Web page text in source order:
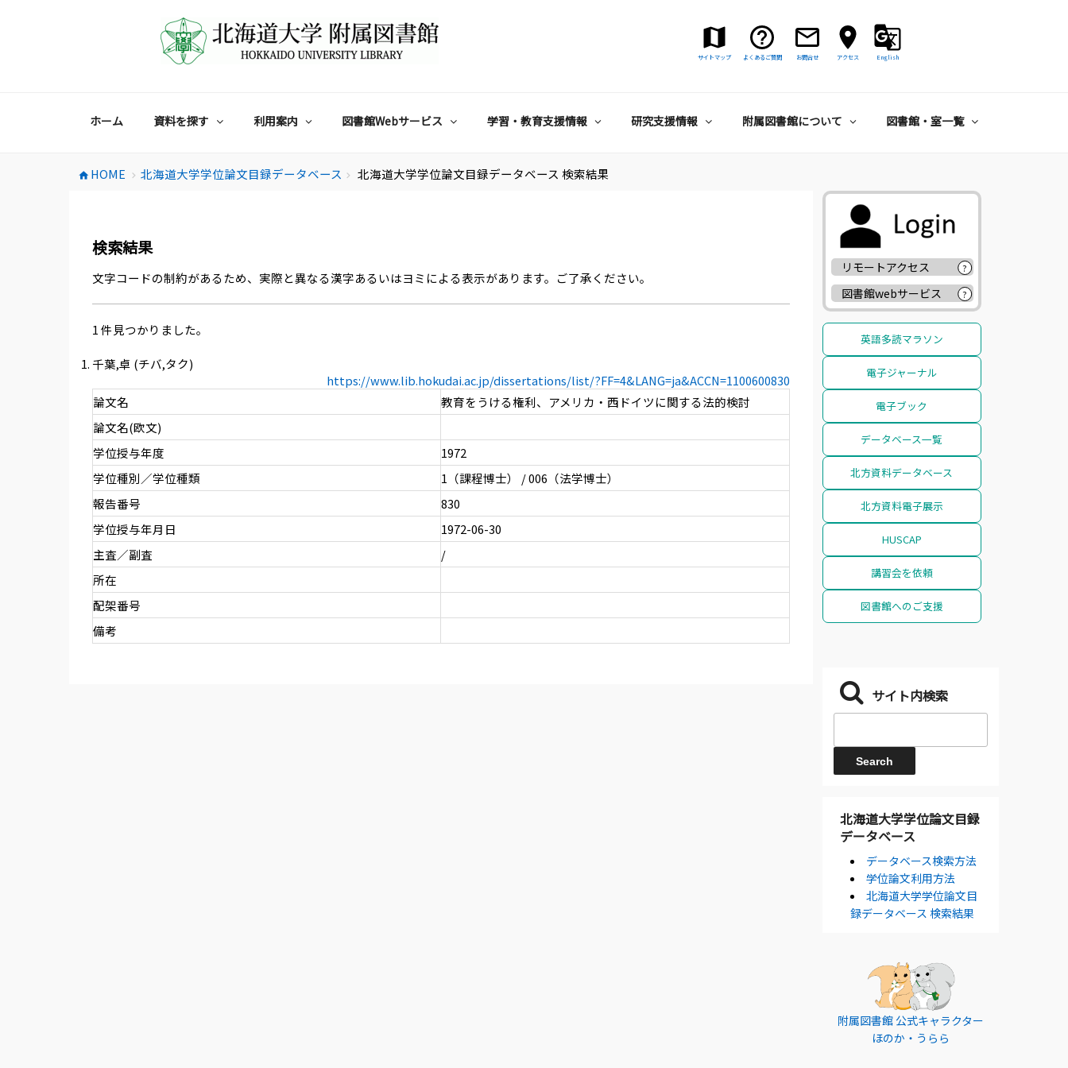
サイトマップ よくあるご質問 お問合せ アクセス English
ホーム 資料を探す 利用案内 図書館Webサービス 学習・教育支援情報 研究支援情報 附属図書館について 図書館・室一覧
home HOME chevron_right 北海道大学学位論文目録データベース chevron_right 北海道大学学位論文目録データベース 検索結果
検索結果
文字コードの制約があるため、実際と異なる漢字あるいはヨミによる表示があります。ご了承ください。
1 件見つかりました。
千葉,卓 (チバ,タク)
https://www.lib.hokudai.ac.jp/dissertations/list/?FF=4&LANG=ja&ACCN=1100600830
論文名
教育をうける権利、アメリカ・西ドイツに関する法的検討
論文名(欧文)
学位授与年度
1972
学位種別／学位種類
1（課程博士） / 006（法学博士）
報告番号
830
学位授与年月日
1972-06-30
主査／副査
/
所在
配架番号
備考
リモートアクセス ?
図書館webサービス ?
英語多読マラソン
電子ジャーナル
電子ブック
データベース一覧
北方資料データベース
北方資料電子展示
HUSCAP
講習会を依頼
図書館へのご支援
サイト内検索
北海道大学学位論文目録
データベース
データベース検索方法
学位論文利用方法
北海道大学学位論文目
録データベース 検索結果
附属図書館 公式キャラクター
ほのか・うらら